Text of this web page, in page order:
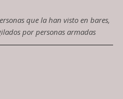
que la han visto en bares,
por personas armadas